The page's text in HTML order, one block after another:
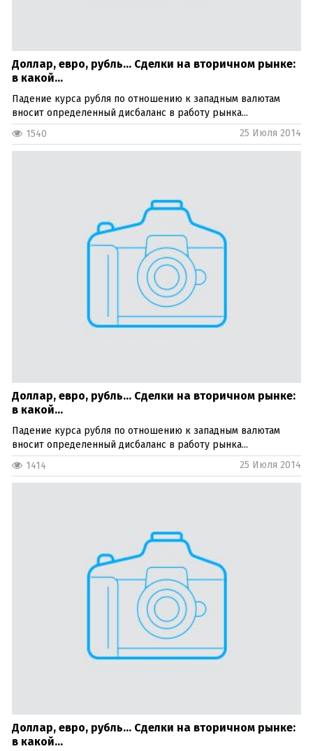
Доллар, евро, рубль… Сделки на вторичном рынке:
в какой...
Падение курса рубля по отношению к западным валютам
вносит определенный дисбаланс в работу рынка...
1540
25 Июля 2014
Доллар, евро, рубль… Сделки на вторичном рынке:
в какой...
Падение курса рубля по отношению к западным валютам
вносит определенный дисбаланс в работу рынка...
1414
25 Июля 2014
Доллар, евро, рубль… Сделки на вторичном рынке:
в какой...